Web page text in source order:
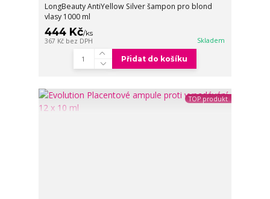
LongBeauty AntiYellow Silver šampon pro blond
vlasy 1000 ml
444 Kč/ks
367 Kč bez DPH Skladem
Přidat do košíku
TOP produkt